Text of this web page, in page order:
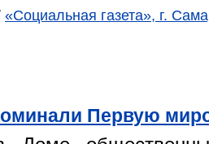
«Социальная газета», г.
Первую